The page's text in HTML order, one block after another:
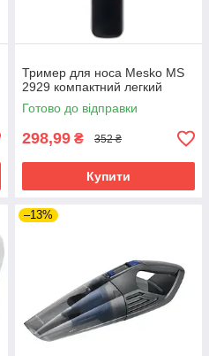
Тример для носа Mesko MS
2929 компактний легкий
Готово до відправки
298,99 ₴ 352 ₴
Купити
–13%